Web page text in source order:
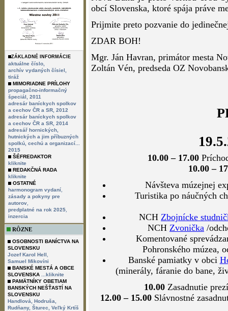
ZÁKLADNÉ INFORMÁCIE
aktuálne číslo,
archív vydaných čísiel,
tiráž
MIMORIADNE PRÍLOHY
propagačno-informačný
špeciál, 2011
adresár baníckych spolkov
a cechov ČR a SR, 2012
adresár baníckych spolkov
a cechov ČR a SR, 2014
adresář hornických,
hutnických a jim příbuzných
spolkú, cechú a organizací...
2015
ŠÉFREDAKTOR
kliknite
REDAKČNÁ RADA
kliknite
OSTATNÉ
harmonogram vydaní
zásady a pokyny pre
autorov
predplatné na rok 2025
inzercia
RÔZNE
OSOBNOSTI BANÍCTVA NA
SLOVENSKU
Jozef Karol Hell
Samuel Mikovíni
BANSKÉ MESTÁ A OBCE
SLOVENSKA
...kliknite
PAMÄTNÍKY OBETIAM
BANSKÝCH NEŠŤASTÍ NA
SLOVENSKU
Handlová,
Hodruša,
Rudňany, Šturec,
Veľký Krtíš
obcí Slovenska, ktoré spája práve
Prijmite preto pozvanie do
ZDAR BOH!
Mgr. Ján Havran, primátor mesta
Zoltán Vén, predseda OZ
10.00 – 17.00
10.00 –
Návšteva múzejnej
Turistika po náučných
NCH Zbojnícke
NCH Zvonička /
Komentované
Pohronského múzea,
Banské pamiatky v obci
(minerály, fáranie do bane,
10.00Zasadnutie
12.00 – 15.00Slávnostné